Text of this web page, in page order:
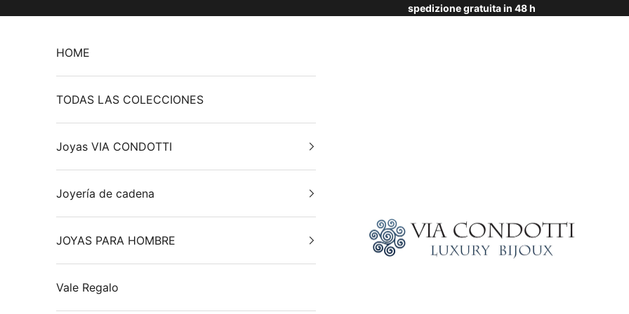
spedizione gratuita in 48 h
Via Condotti Store
HOME
TODAS LAS COLECCIONES
Joyas VIA CONDOTTI
Joyería de cadena
JOYAS PARA HOMBRE
Vale Regalo